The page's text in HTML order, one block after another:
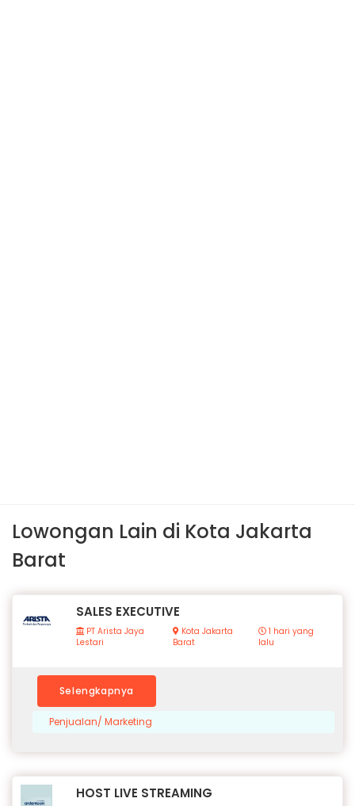
Lowongan Lain di Kota Jakarta
Barat
SALES EXECUTIVE
PT Arista Jaya
Lestari
Kota Jakarta
Barat
1 hari yang
lalu
Selengkapnya
Penjualan/ Marketing
HOST LIVE STREAMING